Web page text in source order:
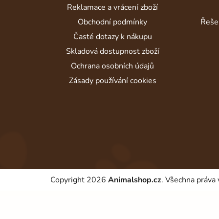
Reklamace a vrácení zboží
Obchodní podmínky
Časté dotazy k nákupu
Skladová dostupnost zboží
Ochrana osobních údajů
Zásady používání cookies
Copyright 2026 Animalshop.cz. Všechna práva